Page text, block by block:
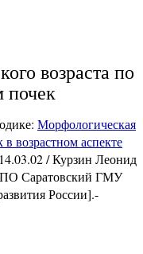
возраста по
почек
Морфологическая
возрастном аспекте
/ Курзин Леонид
Саратовский ГМУ
России].-